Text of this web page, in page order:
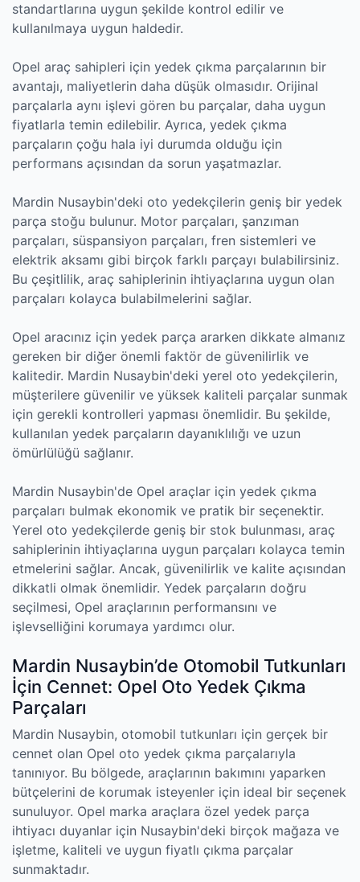
standartlarına uygun şekilde kontrol edilir ve
kullanılmaya uygun haldedir.
Opel araç sahipleri için yedek çıkma parçalarının bir
avantajı, maliyetlerin daha düşük olmasıdır. Orijinal
parçalarla aynı işlevi gören bu parçalar, daha uygun
fiyatlarla temin edilebilir. Ayrıca, yedek çıkma
parçaların çoğu hala iyi durumda olduğu için
performans açısından da sorun yaşatmazlar.
Mardin Nusaybin'deki oto yedekçilerin geniş bir yedek
parça stoğu bulunur. Motor parçaları, şanzıman
parçaları, süspansiyon parçaları, fren sistemleri ve
elektrik aksamı gibi birçok farklı parçayı bulabilirsiniz.
Bu çeşitlilik, araç sahiplerinin ihtiyaçlarına uygun olan
parçaları kolayca bulabilmelerini sağlar.
Opel aracınız için yedek parça ararken dikkate almanız
gereken bir diğer önemli faktör de güvenilirlik ve
kalitedir. Mardin Nusaybin'deki yerel oto yedekçilerin,
müşterilere güvenilir ve yüksek kaliteli parçalar sunmak
için gerekli kontrolleri yapması önemlidir. Bu şekilde,
kullanılan yedek parçaların dayanıklılığı ve uzun
ömürlülüğü sağlanır.
Mardin Nusaybin'de Opel araçlar için yedek çıkma
parçaları bulmak ekonomik ve pratik bir seçenektir.
Yerel oto yedekçilerde geniş bir stok bulunması, araç
sahiplerinin ihtiyaçlarına uygun parçaları kolayca temin
etmelerini sağlar. Ancak, güvenilirlik ve kalite açısından
dikkatli olmak önemlidir. Yedek parçaların doğru
seçilmesi, Opel araçlarının performansını ve
işlevselliğini korumaya yardımcı olur.
Mardin Nusaybin’de Otomobil Tutkunları
İçin Cennet: Opel Oto Yedek Çıkma
Parçaları
Mardin Nusaybin, otomobil tutkunları için gerçek bir
cennet olan Opel oto yedek çıkma parçalarıyla
tanınıyor. Bu bölgede, araçlarının bakımını yaparken
bütçelerini de korumak isteyenler için ideal bir seçenek
sunuluyor. Opel marka araçlara özel yedek parça
ihtiyacı duyanlar için Nusaybin'deki birçok mağaza ve
işletme, kaliteli ve uygun fiyatlı çıkma parçalar
sunmaktadır.